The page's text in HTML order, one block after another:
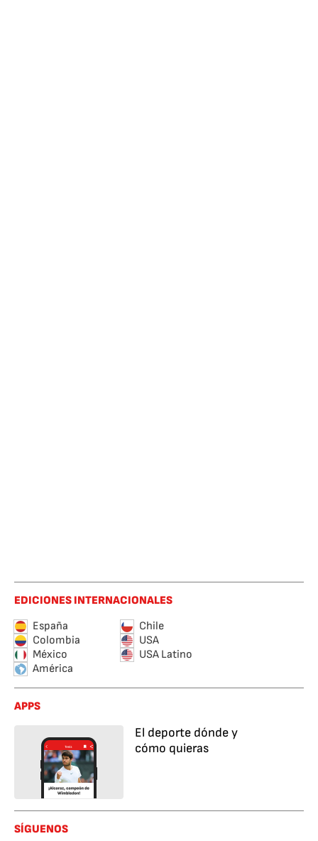
EDICIONES INTERNACIONALES
España
Chile
Colombia
USA
México
USA Latino
América
APPS
El deporte dónde y
cómo quieras
SÍGUENOS